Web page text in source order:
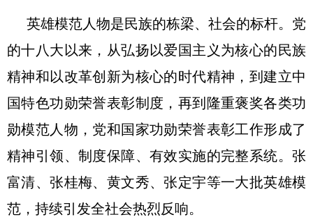
英雄模范人物是民族的栋梁、社会的标杆。党
的十八大以来，从弘扬以爱国主义为核心的民族
精神和以改革创新为核心的时代精神，到建立中
国特色功勋荣誉表彰制度，再到隆重褒奖各类功
勋模范人物，党和国家功勋荣誉表彰工作形成了
精神引领、制度保障、有效实施的完整系统。张
富清、张桂梅、黄文秀、张定宇等一大批英雄模
范，持续引发全社会热烈反响。